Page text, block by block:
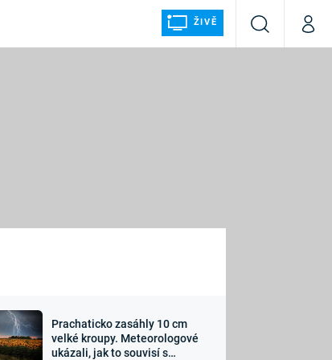
ŽIVĚ
VyhledáváníMůj
Sledujte nás
Prachaticko zasáhly 10 cm
velké kroupy. Meteorologové
ukázali, jak to souvisí s